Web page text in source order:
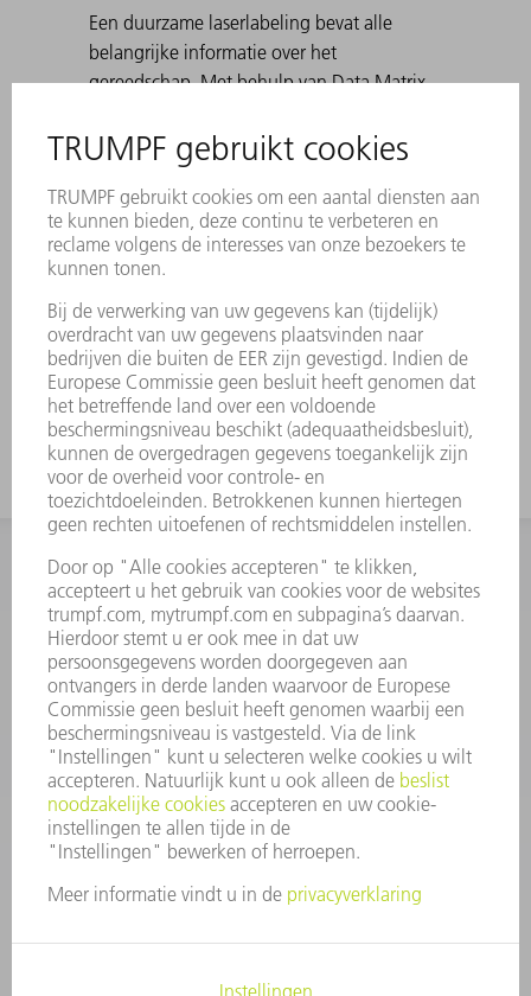
Een duurzame laserlabeling bevat alle
belangrijke informatie over het
gereedschap. Met behulp van Data Matrix
worden geïdentificeerd. De werkbereiken
zijn lasergehard. • Voor hoeken van 30° tot
180°, alsook bij het voorbuigen ten
behoeve van felsen. Standaard: H 100, H
150, smalle uitvoering en uitvoering met
buigingen met 30°-matrijzen kan het
voorkomen dat de gebogen plaat in de
matrijs komt vast te zitten. TRUMPF-
uitwerphulpen lossen dit probleem op.
INFORMATIE
Veel gestelde vragen
Algemene voorwaarden
CONTACT
+31 88 4002 400
Ma. - vr. 8.00 - 17.00 uur
onderdelen.tnl@de.trumpf.com